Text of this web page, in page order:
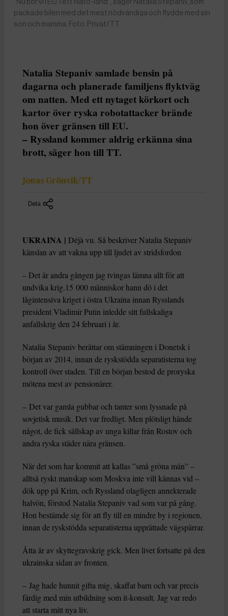
packade bilen med det mest nödvändiga och flydde med sin
son och mamma. Foto: Privat/TT
Natalia Stepaniv samlade bensin på
dagarna och planerade familjens flyktväg
om natten. Med ett nytaget körkort och
kartor över ryska robotattacker brände
hon över gränsen till EU.
– Ryssland kommer aldrig erkänna sina
brott, säger hon till TT.
Jonas Grönvik/TT
Dela
UKRAINA | Déjà vu. Så beskriver Natalia Stepaniv
känslan av att vakna upp till ljudet av stridsfordon
– Det är andra gången jag tvingas lämna allt för att
undvika krig.15 000 människor hann dö i det
lågintensiva kriget i östra Ukraina innan Rysslands
president Vladimir Putin inledde sitt fullskaliga
anfallskrig den 24 februari i år.
Natalia Stepaniv berättar om stämningen i Donetsk i
början av 2014, innan de ryskstödda separatisterna tog
kontroll över staden. Till en början bestod de proryska
mötena mest av pensionärer.
– Det var gamla gubbar och tanter som lyssnade på
sovjetisk musik. Det var fredligt. Men plötsligt hände
något, de fick sällskap av unga killar från Rostov och
andra ryska städer nära gränsen.
När det som har kommit att kallas ”små gröna män” –
alltså ryskt manskap som Moskva inte vill kännas vid –
dök upp på Krim, och Ryssland olagligen annekterade
halvön, förstod Natalia Stepaniv vad som var på gång.
Hon bestämde sig för att fly till en mindre by i regionen,
innan de ryskstödda separatisterna upprättade vägspärrar.
Åtta år av skyttegravskrig gick. Men livet fortsatte på den
ukrainska sidan av fronten.
– Jag hade hunnit gifta mig, skaffat barn och var precis
färdig med min utbildning som it-konsult. Jag var redo
att starta mitt nya liv.